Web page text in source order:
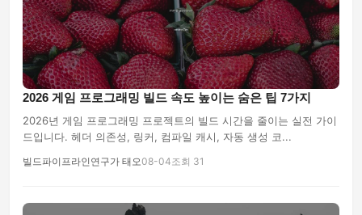
2026 게임 프로그래밍 빌드 속도 높이는 숨은 팁 7가지
2026년 게임 프로그래밍 프로젝트의 빌드 시간을 줄이는 실전 가이
드입니다. 헤더 의존성, 링커, 컴파일 캐시, 자동 생성 코...
빌드파이프라인연구가 태오08-04조회 31